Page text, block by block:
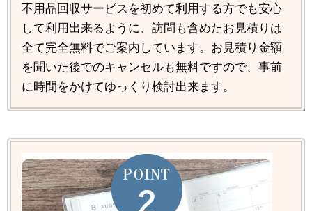
不用品回収サービスを初めて利用する方でも安心
して利用出来るように、訪問も含めたお見積りは
全て完全無料でご案内しています。お見積り金額
を聞いた後でのキャンセルも無料ですので、事前
に時間をかけてゆっくり検討出来ます。